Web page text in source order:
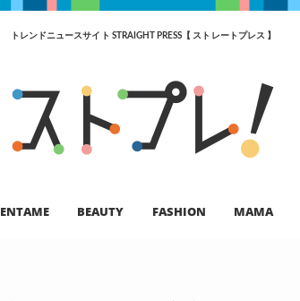
トレンドニュースサイト STRAIGHT PRESS【 ストレートプレス 】
ENTAME BEAUTY FASHION MAMA